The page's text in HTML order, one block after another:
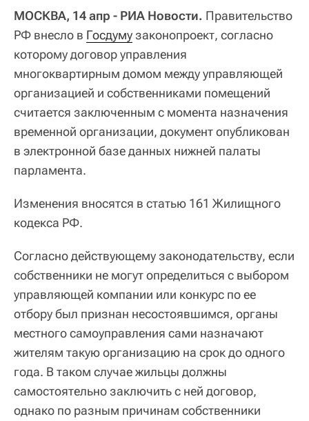
МОСКВА, 14 апр - РИА Новости. Правительство
РФ внесло в Госдумузаконопроект, согласно
которому договор управления
многоквартирным домом между управляющей
организацией и собственниками помещений
считается заключенным с момента назначения
временной организации, документ опубликован
в электронной базе данных нижней палаты
парламента.
Изменения вносятся в статью 161 Жилищного
кодекса РФ.
Согласно действующему законодательству, если
собственники не могут определиться с выбором
управляющей компании или конкурс по ее
отбору был признан несостоявшимся, органы
местного самоуправления сами назначают
жителям такую организацию на срок до одного
года. В таком случае жильцы должны
самостоятельно заключить с ней договор,
однако по разным причинам собственники